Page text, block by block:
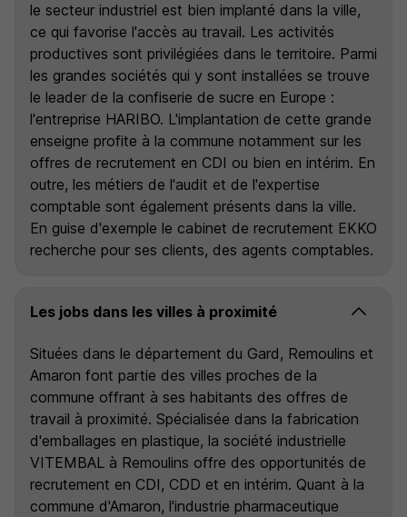
le secteur industriel est bien implanté dans la ville,
ce qui favorise l'accès au travail. Les activités
productives sont privilégiées dans le territoire. Parmi
les grandes sociétés qui y sont installées se trouve
le leader de la confiserie de sucre en Europe :
l'entreprise HARIBO. L'implantation de cette grande
enseigne profite à la commune notamment sur les
offres de recrutement en CDI ou bien en intérim. En
outre, les métiers de l'audit et de l'expertise
comptable sont également présents dans la ville.
En guise d'exemple le cabinet de recrutement EKKO
recherche pour ses clients, des agents comptables.
Les jobs dans les villes à proximité
Situées dans le département du Gard, Remoulins et
Amaron font partie des villes proches de la
commune offrant à ses habitants des offres de
travail à proximité. Spécialisée dans la fabrication
d'emballages en plastique, la société industrielle
VITEMBAL à Remoulins offre des opportunités de
recrutement en CDI, CDD et en intérim. Quant à la
commune d'Amaron, l'industrie pharmaceutique